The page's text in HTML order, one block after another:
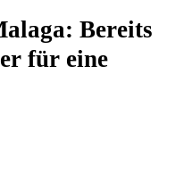
Bereits
für eine